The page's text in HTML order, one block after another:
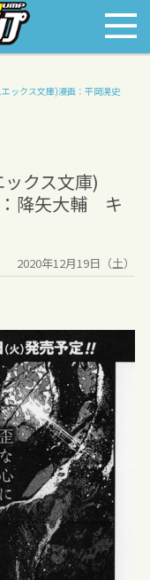
ックス文庫)漫画：平岡滉史
クス文庫)
降矢大輔 キ
2020年12月19日（土）